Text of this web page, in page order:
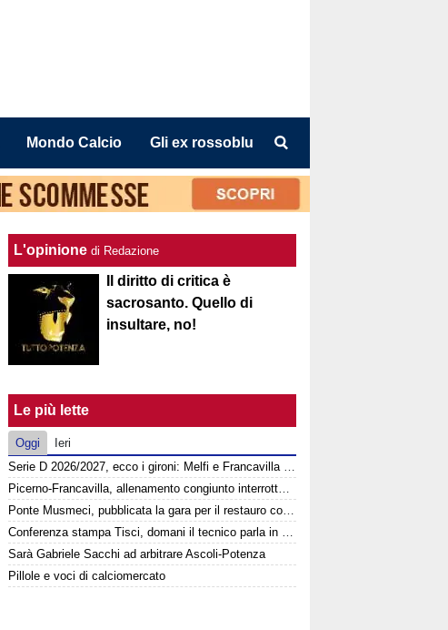
Mondo Calcio Gli ex rossoblu
L'opinione di Redazione
Il diritto di critica è
sacrosanto. Quello di
insultare, no!
Le più lette
Oggi
Ieri
Serie D 2026/2027, ecco i gironi: Melfi e Francavilla in Sinni insieme nel Girone H
Picerno-Francavilla, allenamento congiunto interrotto al termine del primo tempo
Ponte Musmeci, pubblicata la gara per il restauro conservativo
Conferenza stampa Tisci, domani il tecnico parla in vista di Ascoli-Potenza
Sarà Gabriele Sacchi ad arbitrare Ascoli-Potenza
Pillole e voci di calciomercato